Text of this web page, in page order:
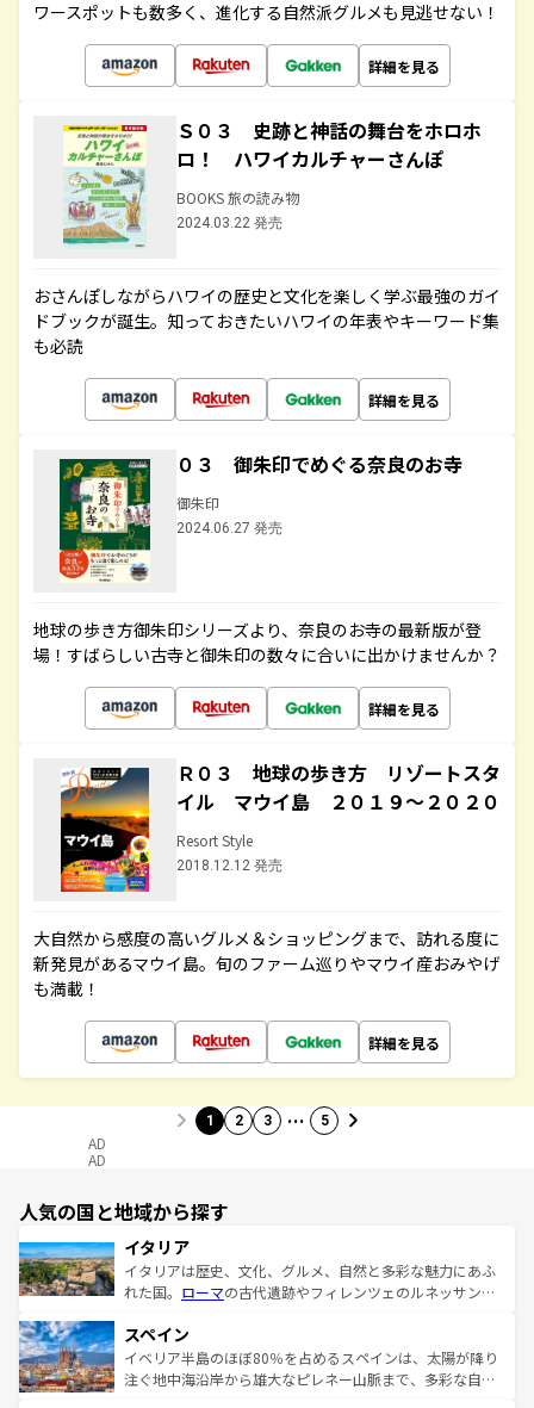
ワースポットも数多く、進化する自然派グルメも見逃せない！
詳細を見る
Ｓ０３ 史跡と神話の舞台をホロホ
ロ！ ハワイカルチャーさんぽ
BOOKS 旅の読み物
2024.03.22 発売
おさんぽしながらハワイの歴史と文化を楽しく学ぶ最強のガイ
ドブックが誕生。知っておきたいハワイの年表やキーワード集
も必読
詳細を見る
０３ 御朱印でめぐる奈良のお寺
御朱印
2024.06.27 発売
地球の歩き方御朱印シリーズより、奈良のお寺の最新版が登
場！すばらしい古寺と御朱印の数々に合いに出かけませんか？
詳細を見る
Ｒ０３ 地球の歩き方 リゾートスタ
イル マウイ島 ２０１９～２０２０
Resort Style
2018.12.12 発売
大自然から感度の高いグルメ＆ショッピングまで、訪れる度に
新発見があるマウイ島。旬のファーム巡りやマウイ産おみやげ
も満載！
詳細を見る
1 2 3 … 5
AD
AD
人気の国と地域から探す
イタリア
イタリアは歴史、文化、グルメ、自然と多彩な魅力にあふ
れた国。 ローマの古代遺跡やフィレンツェのルネッサンス
ろん、トスカーナの美しい田園風景やアマルフィ海岸の絶
景など、自然景観も見逃せない。観光の合間には、本場の
ピザやパスタなど、絶品のイタリア料理を堪能することも
スペイン
イベリア半島のほぼ80％を占めるスペインは、太陽が降り
注ぐ地中海沿岸から雄大なピレネー山脈まで、多彩な自然